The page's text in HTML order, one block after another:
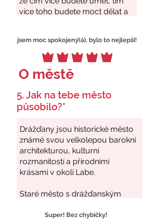
jsem moc spokojený(á), bylo to nejlepší!
O městě
5. Jak na tebe město
působilo?*
Super! Bez chybičky!